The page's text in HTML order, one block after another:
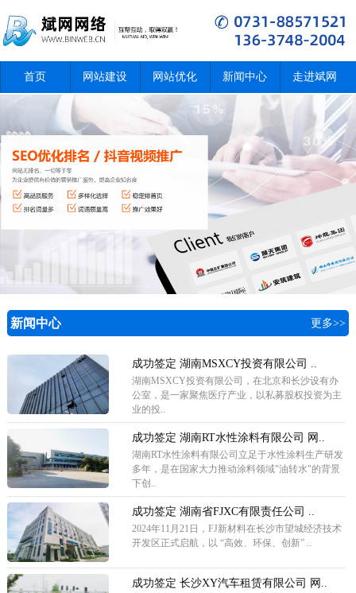
首页 网站建设 网站优化 新闻中心 走进斌网
新闻中心 更多>>
成功签定 湖南MSXCY投资有限公司 ..
湖南MSXCY投资有限公司，在北京和长沙设有办
公室，是一家聚焦医疗产业，以私募股权投资为主
业的投..
成功签定 湖南RT水性涂料有限公司 网..
湖南RT水性涂料有限公司立足于水性涂料生产研发
多年，是在国家大力推动涂料领域"油转水"的背景
下创..
成功签定 湖南省FJXC有限责任公司 ..
2024年11月21日，FJ新材料在长沙市望城经济技术
开发区正式启航，以 “高效、环保、创新” ..
成功签定 长沙XY汽车租赁有限公司 网..